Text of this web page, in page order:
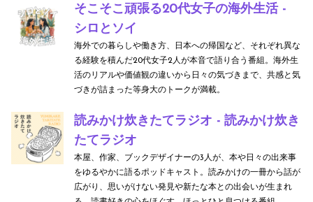
そこそこ頑張る20代女子の海外生活 -
シロとソイ
海外での暮らしや働き方、日本への帰国など、それぞれ異な
る経験を積んだ20代女子2人が本音で語り合う番組。海外生
活のリアルや価値観の違いから日々の気づきまで、共感と気
づきが詰まった等身大のトークが満載。
読みかけ炊きたてラジオ - 読みかけ炊き
たてラジオ
本屋、作家、ブックデザイナーの3人が、本や日々の出来事
をゆるやかに語るポッドキャスト。読みかけの一冊から話が
広がり、思いがけない発見や新たな本との出会いが生まれ